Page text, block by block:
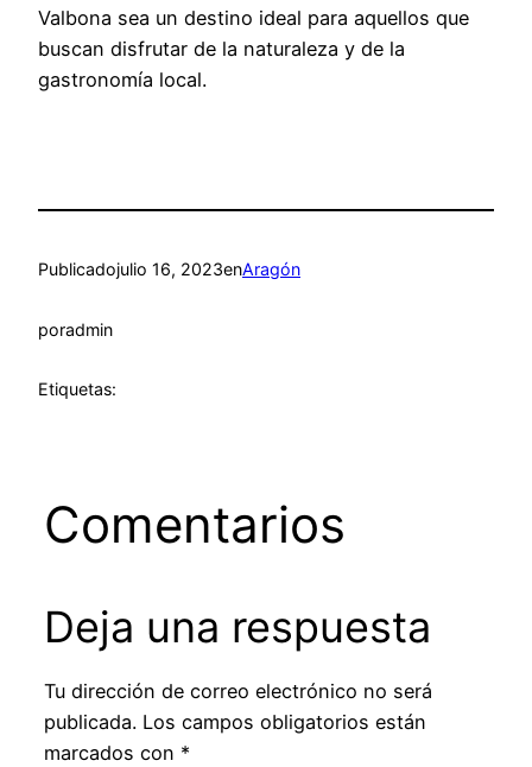
Valbona sea un destino ideal para aquellos que
buscan disfrutar de la naturaleza y de la
gastronomía local.
Publicadojulio 16, 2023enAragón
poradmin
Etiquetas:
Comentarios
Deja una respuesta
Tu dirección de correo electrónico no será
publicada. Los campos obligatorios están
marcados con *